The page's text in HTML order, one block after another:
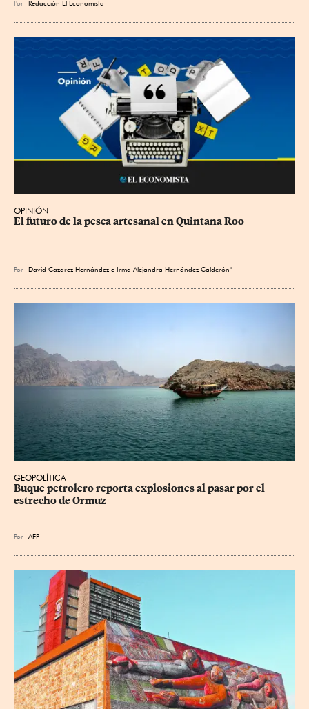
Por Redacción El Economista
OPINIÓN
El futuro de la pesca artesanal en Quintana Roo
Por David Cazarez Hernández e Irma Alejandra Hernández Calderón*
GEOPOLÍTICA
Buque petrolero reporta explosiones al pasar por el
estrecho de Ormuz
Por AFP